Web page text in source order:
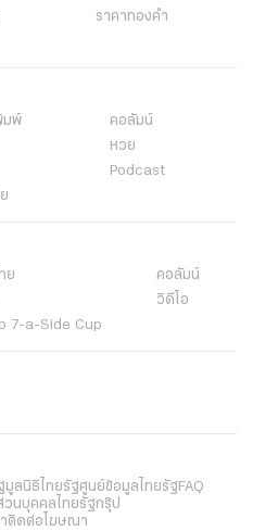
ราคาทองคำ
มพ์
คอลัมน์
หวย
Podcast
ย
คอลัมน์
วิดีโอ
7-a-Side Cup
มูลนิธิไทยรัฐศูนย์ข้อมูลไทยรัฐ FAQ
นบุคคลไทยรัฐกรุ๊ป
ติดต่อโฆษณา